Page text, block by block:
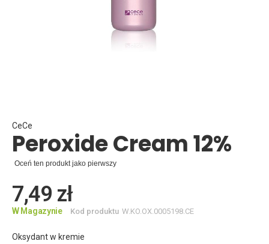
beginning
of
the
images
CeCe
Peroxide Cream 12%
Oceń ten produkt jako pierwszy
7,49 zł
W Magazynie Kod produktu W.KO.OX.0005198.CE
Oksydant w kremie